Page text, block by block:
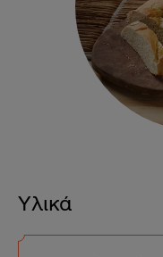
Υλικά